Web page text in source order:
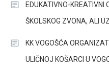
EDUKATIVNO-KREATIVNI
ŠKOLSKOG ZVONA, ALI
KK VOGOŠĆA
ULIČNOJ KOŠARCI U